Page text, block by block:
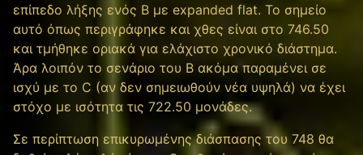
επίπεδο λήξης ενός Β με expanded flat. Το σημείο
αυτό όπως περιγράφηκε και χθες είναι στο 746.50
και τμήθηκε οριακά για ελάχιστο χρονικό διάστημα.
Άρα λοιπόν το σενάριο του Β ακόμα παραμένει σε
ισχύ με το C (αν δεν σημειωθούν νέα υψηλά) να έχει
στόχο με ισότητα τις 722.50 μονάδες.
Σε περίπτωση επικυρωμένης διάσπασης του 748 θα